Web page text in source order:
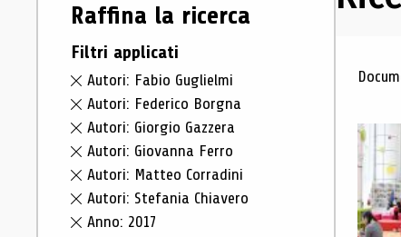
Raffina la ricerca
Filtri applicati
Autori: Fabio Guglielmi
Autori: Federico Borgna
Autori: Giorgio Gazzera
Autori: Giovanna Ferro
Autori: Matteo Corradini
Autori: Stefania Chiavero
Anno: 2017